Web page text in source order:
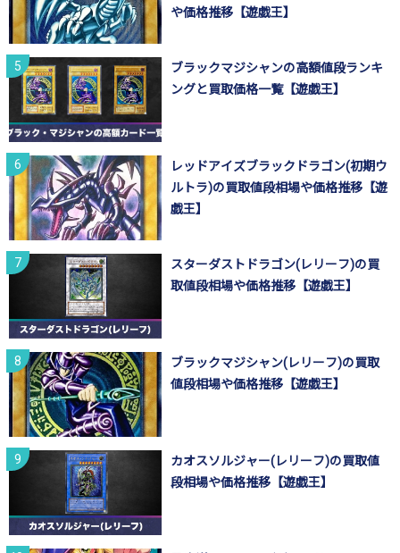
や価格推移【遊戯王】
ブラックマジシャンの高額値段ランキ
ングと買取価格一覧【遊戯王】
レッドアイズブラックドラゴン(初期ウ
ルトラ)の買取値段相場や価格推移【遊
戯王】
スターダストドラゴン(レリーフ)の買
取値段相場や価格推移【遊戯王】
ブラックマジシャン(レリーフ)の買取
値段相場や価格推移【遊戯王】
カオスソルジャー(レリーフ)の買取値
段相場や価格推移【遊戯王】